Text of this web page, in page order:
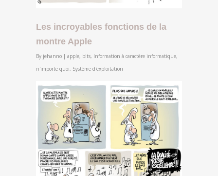
Les incroyables fonctions de la
montre Apple
By jehanno | apple, bits, Information à caractère informatique,
n'importe quoi, Systéme d'exploitation